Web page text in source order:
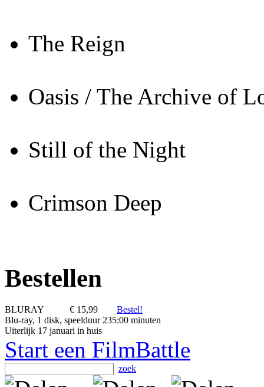
The Reign
Oasis / The Archive of
Still of the Night
Crimson Deep
Bestellen
BLURAY € 15,99
Bestel!
Blu-ray, 1 disk, speelduur 235:00 minuten
Uiterlijk 17 januari in huis
Start een FilmBattle
zoek